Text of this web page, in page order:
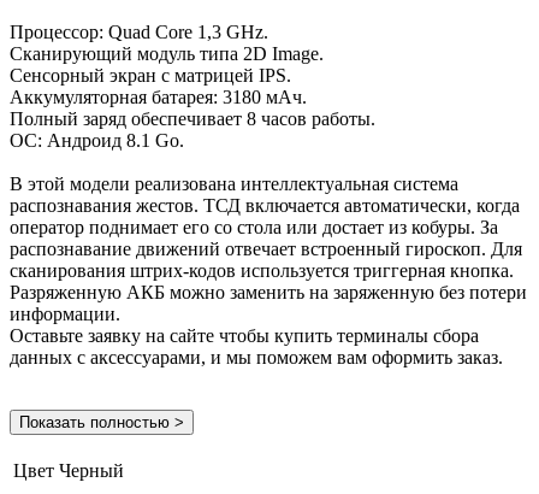
Процессор: Quad Core 1,3 GHz.
Сканирующий модуль типа 2D Image.
Сенсорный экран с матрицей IPS.
Аккумуляторная батарея: 3180 мАч.
Полный заряд обеспечивает 8 часов работы.
ОС: Андроид 8.1 Go.
В этой модели реализована интеллектуальная система
распознавания жестов. ТСД включается автоматически, когда
оператор поднимает его со стола или достает из кобуры. За
распознавание движений отвечает встроенный гироскоп. Для
сканирования штрих-кодов используется триггерная кнопка.
Разряженную АКБ можно заменить на заряженную без потери
информации.
Оставьте заявку на сайте чтобы купить терминалы сбора
данных с аксессуарами, и мы поможем вам оформить заказ.
Показать полностью >
Цвет Черный